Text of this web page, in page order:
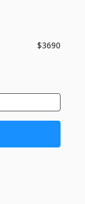
$3690